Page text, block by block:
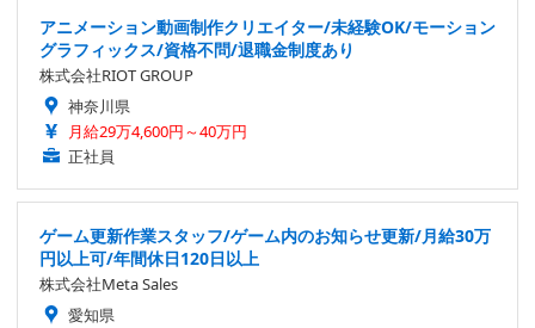
アニメーション動画制作クリエイター/未経験OK/モーション
グラフィックス/資格不問/退職金制度あり
株式会社RIOT GROUP
神奈川県
月給29万4,600円～40万円
正社員
ゲーム更新作業スタッフ/ゲーム内のお知らせ更新/月給30万
円以上可/年間休日120日以上
株式会社Meta Sales
愛知県